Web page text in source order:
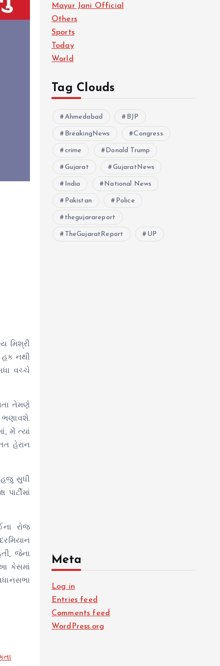
મિશ્રી
હક નથી
વચ્ચે
તેમણે
ભણાવશે.
મેં ત્યાં
હેરાન
હજુ સુધી
રોજ
જેના
આ કેસમાં
Mayur Jani Official
Others
Sports
Today
World
Tag Clouds
Ahmedabad BJP
BreakingNews Congress
crime Donald Trump
Gujarat GujaratNews
India National News
Pakistan Police
thegujarareport
TheGujaratReport UP
Meta
Log in
Entries feed
Comments feed
WordPress.org